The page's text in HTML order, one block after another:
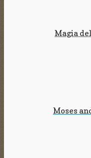
Magia
Moses